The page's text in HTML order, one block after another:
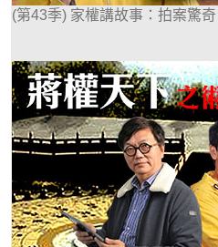
(第43季) 家權講故事：拍案驚奇